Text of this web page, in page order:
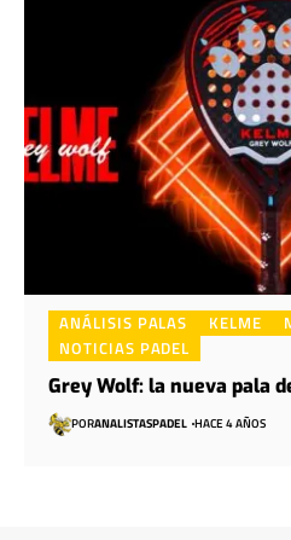
ANÁLISIS PALAS KELME
NOTICIAS PADEL
Grey Wolf: la nueva pala
PORANALISTASPADEL HACE 4 AÑOS